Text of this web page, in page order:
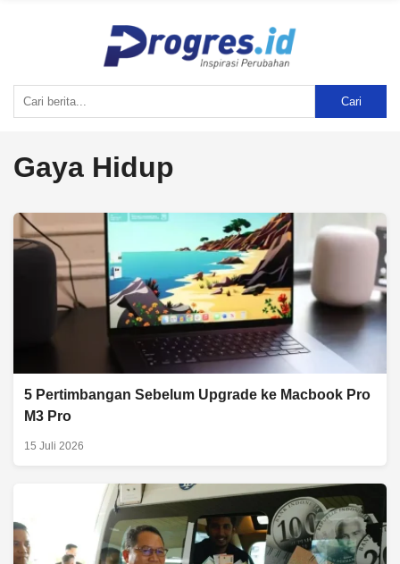
Cari
Gaya Hidup
5 Pertimbangan Sebelum Upgrade ke Macbook Pro
M3 Pro
15 Juli 2026